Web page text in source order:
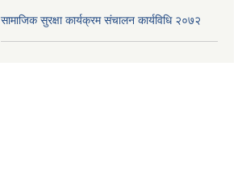
सामाजिक सुरक्षा कार्यक्रम संचालन कार्यविधि २०७२